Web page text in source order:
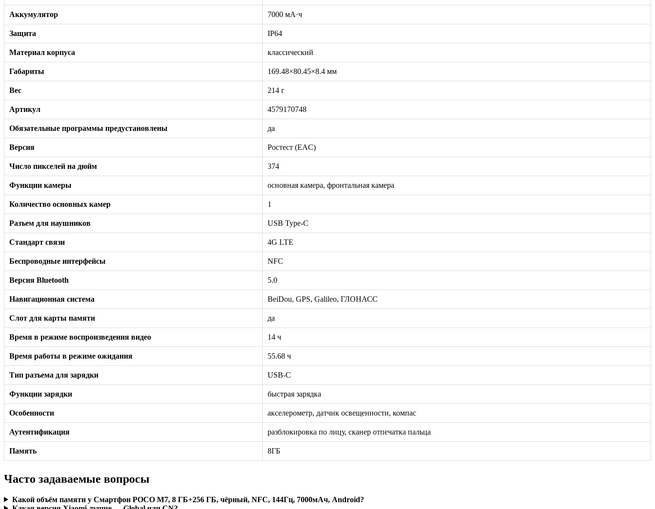
Аккумулятор 7000 мА·ч
Защита IP64
Материал корпуса классический
Габариты 169.48×80.45×8.4 мм
Вес 214 г
Артикул 4579170748
Обязательные программы предустановлены да
Версия Ростест (EAC)
Число пикселей на дюйм 374
Функции камеры основная камера, фронтальная камера
Количество основных камер 1
Разъем для наушников USB Type-C
Стандарт связи 4G LTE
Беспроводные интерфейсы NFC
Версия Bluetooth 5.0
Навигационная система BeiDou, GPS, Galileo, ГЛОНАСС
Слот для карты памяти да
Время в режиме воспроизведения видео 14 ч
Время работы в режиме ожидания 55.68 ч
Тип разъема для зарядки USB-C
Функции зарядки быстрая зарядка
Особенности акселерометр, датчик освещенности, компас
Аутентификация разблокировка по лицу, сканер отпечатка пальца
Память 8ГБ
Часто задаваемые вопросы
Какой объём памяти у Смартфон POCO M7, 8 ГБ+256 ГБ, чёрный, NFC, 144Гц, 7000мАч, Android?